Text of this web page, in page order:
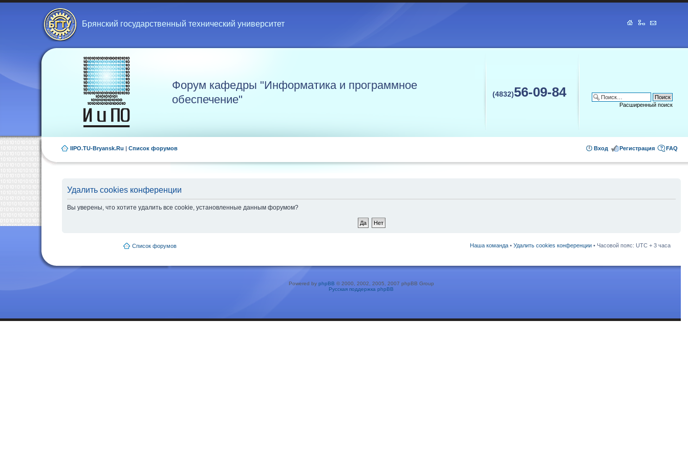
Брянский государственный технический университет
Форум кафедры "Информатика и программное
обеспечение"
(4832)56-09-84
Расширенный поиск
IIPO.TU-Bryansk.Ru | Список форумов FAQ
Регистрация
Вход
Удалить cookies конференции
Вы уверены, что хотите удалить все cookie, установленные данным форумом?
Список форумов Наша команда • Удалить cookies конференции • Часовой пояс: UTC + 3 часа
Powered by phpBB © 2000, 2002, 2005, 2007 phpBB Group
Русская поддержка phpBB